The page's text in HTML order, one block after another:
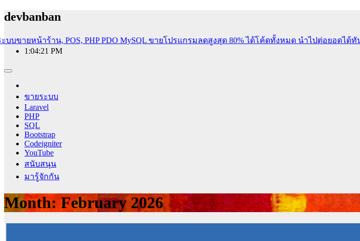
Skip
to
devbanban
หน้าร้าน, POS, PHP PDO MySQL ขายโปรแกรมลดสูงสุด 80% ได้โค้ดทั้งหมด นำไปต่อยอดได้ทันที
1:04:22 PM
ขายระบบ
Laravel
PHP
SQL
Bootstrap
Codeigniter
YouTube
สนับสนุน
มารู้จักกัน
Month:February 2026